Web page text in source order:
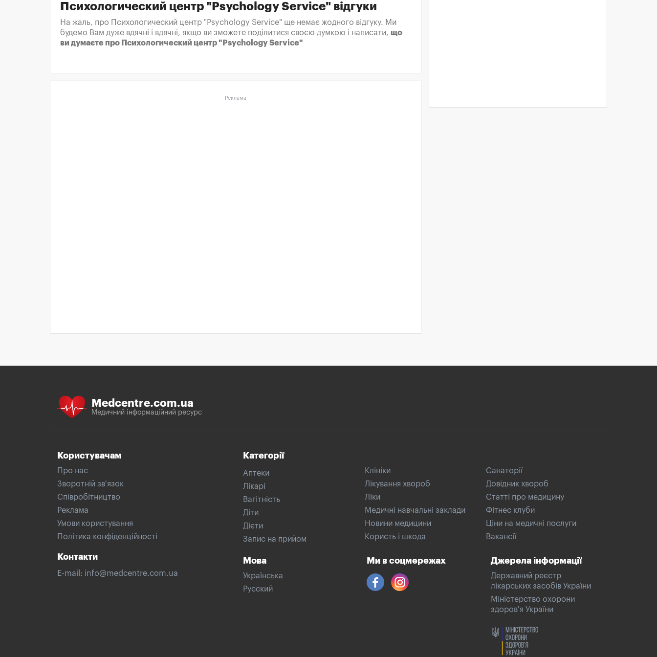
Психологический центр "Psychology Service" відгуки
На жаль, про Психологический центр "Psychology Service" ще немає жодного відгуку. Ми
будемо Вам дуже вдячні і вдячні, якщо ви зможете поділитися своєю думкою і написати, що
ви думаєте про Психологический центр "Psychology Service"
Реклама
Medcentre.com.ua
Медичний інформаційний ресурс
Користувачам
Про нас
Зворотній зв'язок
Співробітництво
Реклама
Умови користування
Політика конфіденційності
Контакти
E-mail: info@medcentre.com.ua
Категорії
Аптеки
Лікарі
Вагітність
Діти
Дієти
Запис на прийом
Клініки
Лікування хвороб
Ліки
Медичні навчальні заклади
Новини медицини
Користь і шкода
Санаторії
Довідник хвороб
Статті про медицину
Фітнес клуби
Ціни на медичні послуги
Вакансії
Мова
Українська
Русский
Ми в соцмережах Джерела інформації
Державний реєстр
лікарських засобів України
Міністерство охорони
здоров'я України